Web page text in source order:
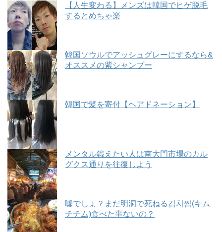
【人生変わる】メンズは韓国でヒゲ脱毛
するとめちゃ楽
韓国ソウルでアッシュグレーにするなら&
オススメの紫シャンプー
韓国で髪を寄付【ヘアドネーション】
メンタル鍛えたい人は南大門市場のカル
グクス通りを往復しよう
嘘でしょ？まだ明洞で死ねる김치찜(キム
チチム)食べた事ないの？